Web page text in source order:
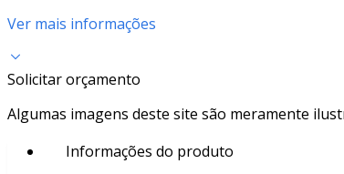
Ver mais informações
Solicitar orçamento
Algumas imagens deste site são meramente
Informações do produto